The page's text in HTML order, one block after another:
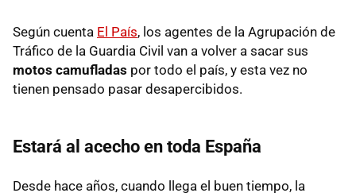
Según cuenta El País, los agentes de la Agrupación de
Tráfico de la Guardia Civil van a volver a sacar sus
motos camufladas por todo el país, y esta vez no
tienen pensado pasar desapercibidos.
Estará al acecho en toda España
Desde hace años, cuando llega el buen tiempo, la